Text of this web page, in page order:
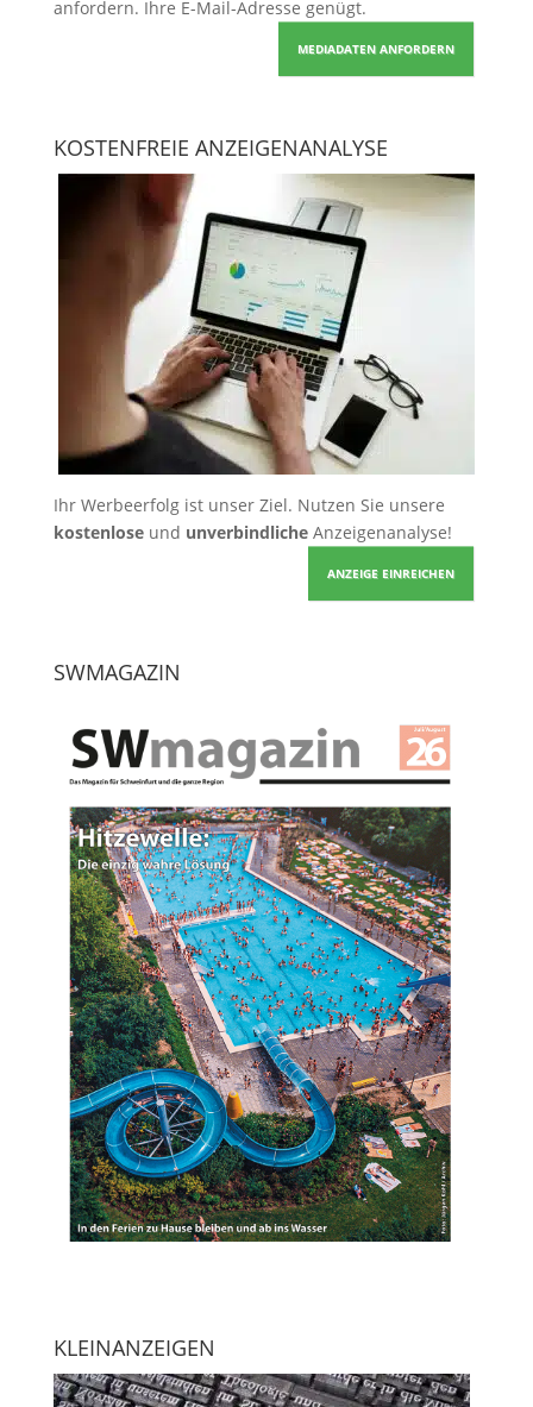
anfordern. Ihre E-Mail-Adresse genügt.
MEDIADATEN ANFORDERN
KOSTENFREIE ANZEIGENANALYSE
Ihr Werbeerfolg ist unser Ziel. Nutzen Sie unsere
kostenloseund unverbindlicheAnzeigenanalyse!
ANZEIGE EINREICHEN
SWMAGAZIN
KLEINANZEIGEN